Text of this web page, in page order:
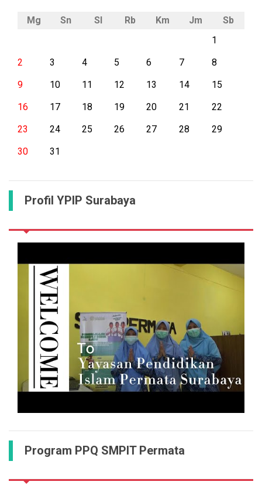
Mg Sn Sl Rb Km Jm
Sb
1
2
3 4 5 6 7
8
9
10 11 12 13 14
15
16
17 18 19 20 21
22
23
24 25 26 27 28
29
30
31
Profil YPIP Surabaya
Program PPQ SMPIT Permata